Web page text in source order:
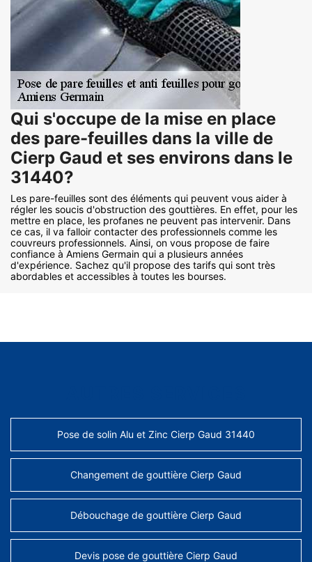
Qui s'occupe de la mise en place
des pare-feuilles dans la ville de
Cierp Gaud et ses environs dans le
31440?
Les pare-feuilles sont des éléments qui peuvent vous aider à
régler les soucis d'obstruction des gouttières. En effet, pour les
mettre en place, les profanes ne peuvent pas intervenir. Dans
ce cas, il va falloir contacter des professionnels comme les
couvreurs professionnels. Ainsi, on vous propose de faire
confiance à Amiens Germain qui a plusieurs années
d'expérience. Sachez qu'il propose des tarifs qui sont très
abordables et accessibles à toutes les bourses.
Pose de solin Alu et Zinc Cierp Gaud 31440
Changement de gouttière Cierp Gaud
Débouchage de gouttière Cierp Gaud
Devis pose de gouttière Cierp Gaud